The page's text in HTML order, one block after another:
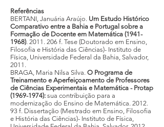
Referências
BERTANI, Januária Araújo. Um Estudo Histórico
Comparativo entre a Bahia e Portugal sobre a
Formação de Docente em Matemática (1941-
1968). 2011. 206 f. Tese (Doutorado em Ensino,
Filosofia e História das Ciências)- Instituto de
Física, Universidade Federal da Bahia, Salvador,
2011.
BRAGA, Maria Nilsa Silva. O Programa de
Treinamento e Aperfeiçoamento de Professores
de Ciências Experimentais e Matemática - Protap
(1969-1974): sua contribuição para a
modernização do Ensino de Matemática. 2012.
93 f. Dissertação (Mestrado em Ensino, Filosofia
e História das Ciências)- Instituto de Física,